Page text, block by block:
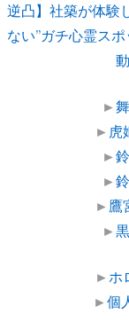
逆凸】社築が体験
ない”ガチ心霊ス
►
► 虎
►
►
► 鷹
►
► ホ
►個